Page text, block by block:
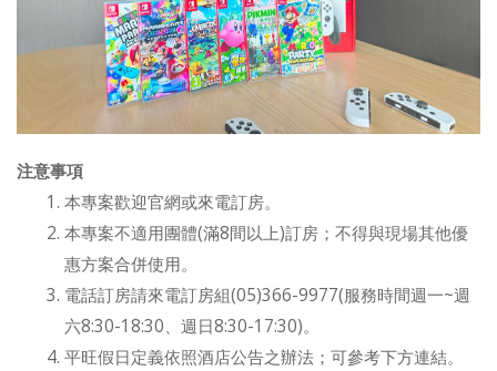
注意事項
本專案歡迎官網或來電訂房。
本專案不適用團體(滿8間以上)訂房；不得與現場其他優
惠方案合併使用。
電話訂房請來電訂房組(05)366-9977(服務時間週一~週
六8:30-18:30、週日8:30-17:30)。
平旺假日定義依照酒店公告之辦法；可參考下方連結。